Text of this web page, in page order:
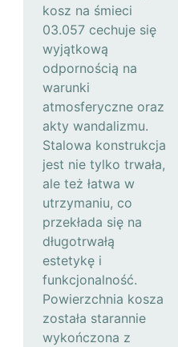
kosz na śmieci
03.057 cechuje się
wyjątkową
odpornością na
warunki
atmosferyczne oraz
akty wandalizmu.
Stalowa konstrukcja
jest nie tylko trwała,
ale też łatwa w
utrzymaniu, co
przekłada się na
długotrwałą
estetykę i
funkcjonalność.
Powierzchnia kosza
została starannie
wykończona z